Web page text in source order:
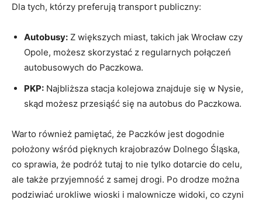
Dla‍ tych, którzy‌ preferują transport‍ publiczny:
Autobusy: Z większych‌ miast, takich jak Wrocław czy
Opole, możesz skorzystać z regularnych połączeń
autobusowych do ⁢Paczkowa.
PKP: Najbliższa ⁤stacja kolejowa znajduje⁢ się w Nysie,
⁢skąd⁤ możesz przesiąść się na autobus ‌do Paczkowa.
Warto również ⁣pamiętać, że Paczków jest dogodnie
położony wśród pięknych krajobrazów‌ Dolnego Śląska,
co sprawia, że podróż tutaj to nie ‌tylko ⁢dotarcie do celu,
ale także przyjemność z samej drogi. Po drodze można
podziwiać urokliwe⁤ wioski i malownicze widoki, co ‌czyni⁣